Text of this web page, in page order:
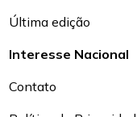
Última edição
Interesse Nacional
Contato